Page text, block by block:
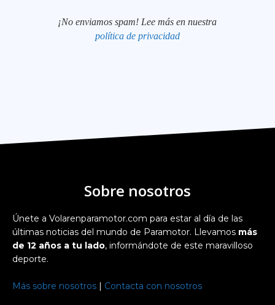
¡No enviamos spam! Lee más en nuestra
política de privacidad
Sobre nosotros
Únete a Volarenparamotor.com para estar al día de las
últimas noticias del mundo de Paramotor. Llevamos más
de 12 años a tu lado, informándote de este maravilloso
deporte.
Más sobre nosotros | Contacta con nosotros